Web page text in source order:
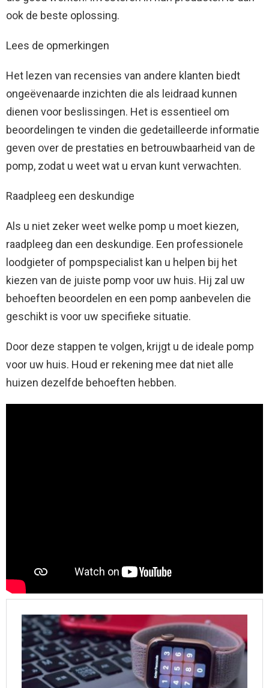
ook de beste oplossing.
Lees de opmerkingen
Het lezen van recensies van andere klanten biedt
ongeëvenaarde inzichten die als leidraad kunnen
dienen voor beslissingen. Het is essentieel om
beoordelingen te vinden die gedetailleerde informatie
geven over de prestaties en betrouwbaarheid van de
pomp, zodat u weet wat u ervan kunt verwachten.
Raadpleeg een deskundige
Als u niet zeker weet welke pomp u moet kiezen,
raadpleeg dan een deskundige. Een professionele
loodgieter of pompspecialist kan u helpen bij het
kiezen van de juiste pomp voor uw huis. Hij zal uw
behoeften beoordelen en een pomp aanbevelen die
geschikt is voor uw specifieke situatie.
Door deze stappen te volgen, krijgt u de ideale pomp
voor uw huis. Houd er rekening mee dat niet alle
huizen dezelfde behoeften hebben.